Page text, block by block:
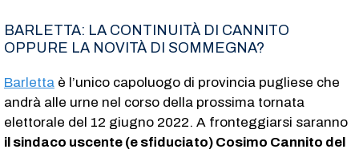
BARLETTA: LA CONTINUITÀ DI CANNITO
OPPURE LA NOVITÀ DI SOMMEGNA?
Barletta è l’unico capoluogo di provincia pugliese che
andrà alle urne nel corso della prossima tornata
elettorale del 12 giugno 2022. A fronteggiarsi saranno
il sindaco uscente (e sfiduciato) Cosimo Cannito del